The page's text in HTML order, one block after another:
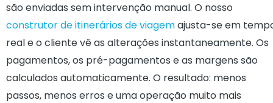
são enviadas sem intervenção manual. O nosso
construtor de itinerários de viagemajusta-se em
real e o cliente vê as alterações instantaneamente. Os
pagamentos, os pré-pagamentos e as margens são
calculados automaticamente. O resultado: menos
passos, menos erros e uma operação muito mais